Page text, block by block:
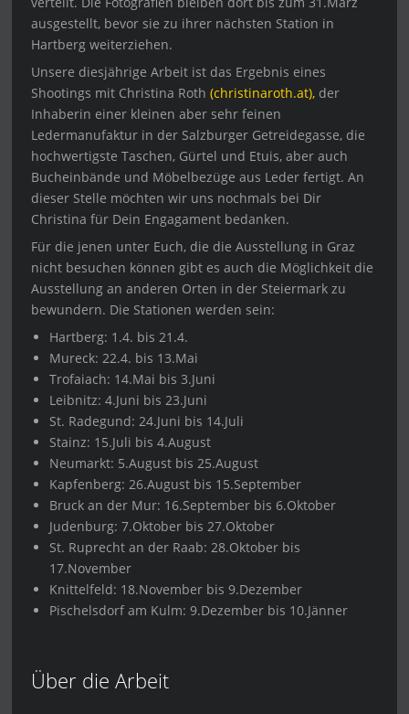
ausgestellt, bevor sie zu ihrer nächsten Station in
Hartberg weiterziehen.
Unsere diesjährige Arbeit ist das Ergebnis eines
Shootings mit Christina Roth(christinaroth.at), der
Inhaberin einer kleinen aber sehr feinen
Ledermanufaktur in der Salzburger Getreidegasse, die
hochwertigste Taschen, Gürtel und Etuis, aber auch
Bucheinbände und Möbelbezüge aus Leder fertigt. An
dieser Stelle möchten wir uns nochmals bei Dir
Christina für Dein Engagament bedanken.
Für die jenen unter Euch, die die Ausstellung in Graz
nicht besuchen können gibt es auch die Möglichkeit die
Ausstellung an anderen Orten in der Steiermark zu
bewundern. Die Stationen werden sein:
Hartberg: 1.4. bis 21.4.
Mureck: 22.4. bis 13.Mai
Trofaiach: 14.Mai bis 3.Juni
Leibnitz: 4.Juni bis 23.Juni
St. Radegund: 24.Juni bis 14.Juli
Stainz: 15.Juli bis 4.August
Neumarkt: 5.August bis 25.August
Kapfenberg: 26.August bis 15.September
Bruck an der Mur: 16.September bis 6.Oktober
Judenburg: 7.Oktober bis 27.Oktober
St. Ruprecht an der Raab: 28.Oktober bis
17.November
Knittelfeld: 18.November bis 9.Dezember
Pischelsdorf am Kulm: 9.Dezember bis 10.Jänner
Über die Arbeit